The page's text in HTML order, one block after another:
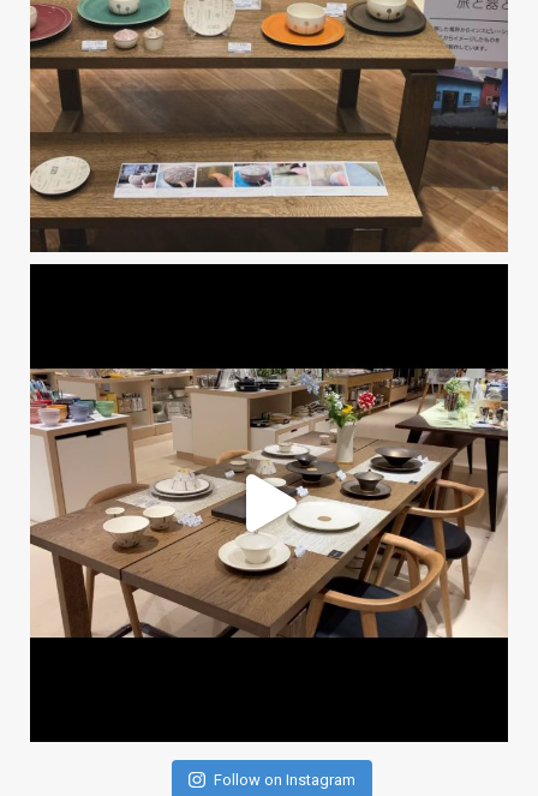
Follow on Instagram